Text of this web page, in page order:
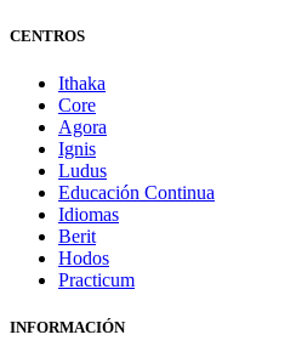
CENTROS
Ithaka
Core
Agora
Ignis
Ludus
Educación Continua
Idiomas
Berit
Hodos
Practicum
INFORMACIÓN